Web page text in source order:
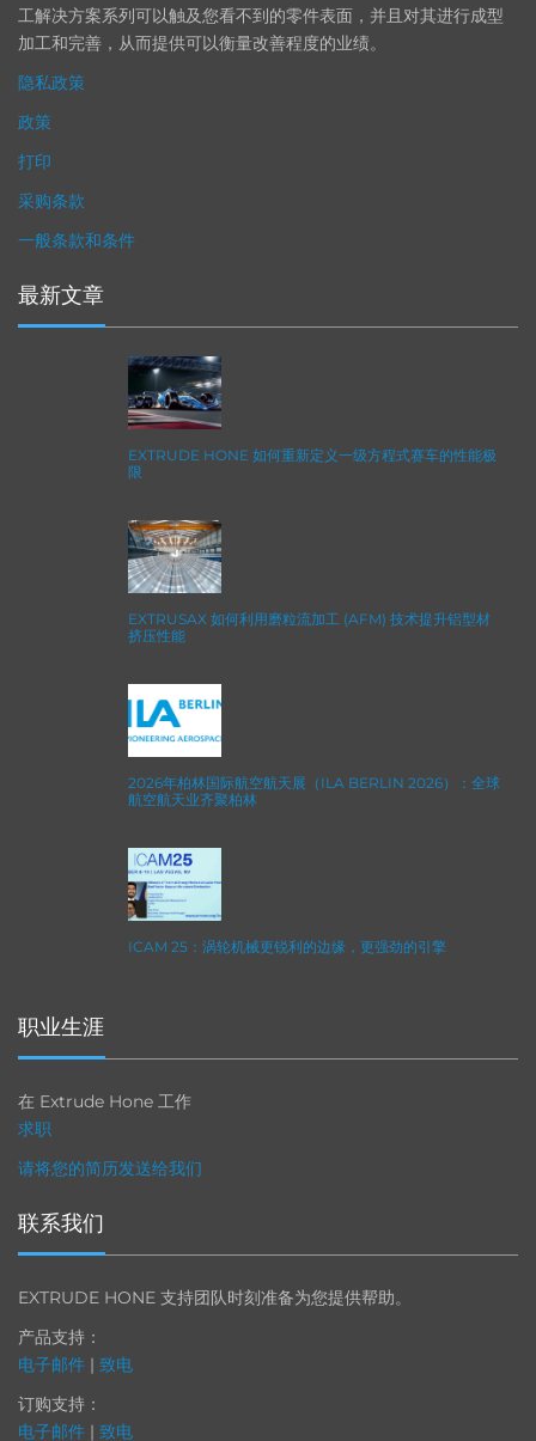
工解决方案系列可以触及您看不到的零件表面，并且对其进行成型
加工和完善，从而提供可以衡量改善程度的业绩。
隐私政策
政策
打印
采购条款
一般条款和条件
最新文章
EXTRUDE HONE 如何重新定义一级方程式赛车的性能极
限
EXTRUSAX 如何利用磨粒流加工 (AFM) 技术提升铝型材
挤压性能
2026年柏林国际航空航天展（ILA BERLIN 2026）：全球
航空航天业齐聚柏林
ICAM 25：涡轮机械更锐利的边缘，更强劲的引擎
职业生涯
在 Extrude Hone 工作
求职
请将您的简历发送给我们
联系我们
EXTRUDE HONE 支持团队时刻准备为您提供帮助。
产品支持：
电子邮件 | 致电
订购支持：
电子邮件 | 致电